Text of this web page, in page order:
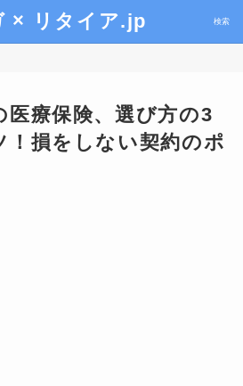
× リタイア.jp 検索
医療保険、選び方の3
！損をしない契約のポ